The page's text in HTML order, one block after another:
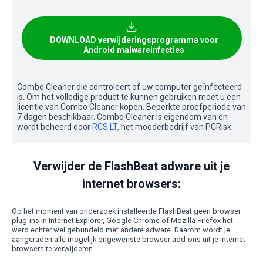
DOWNLOAD verwijderingsprogramma voor
Android malwareinfecties
Combo Cleaner die controleert of uw computer geïnfecteerd
is. Om het volledige product te kunnen gebruiken moet u een
licentie van Combo Cleaner kopen. Beperkte proefperiode van
7 dagen beschikbaar. Combo Cleaner is eigendom van en
wordt beheerd door RCS LT, het moederbedrijf van PCRisk.
Verwijder de FlashBeat adware uit je
internet browsers:
Op het moment van onderzoek installeerde FlashBeat geen browser
plug-ins in Internet Explorer, Google Chrome of Mozilla Firefox het
werd echter wel gebundeld met andere adware. Daarom wordt je
aangeraden alle mogelijk ongewenste browser add-ons uit je internet
browsers te verwijderen.